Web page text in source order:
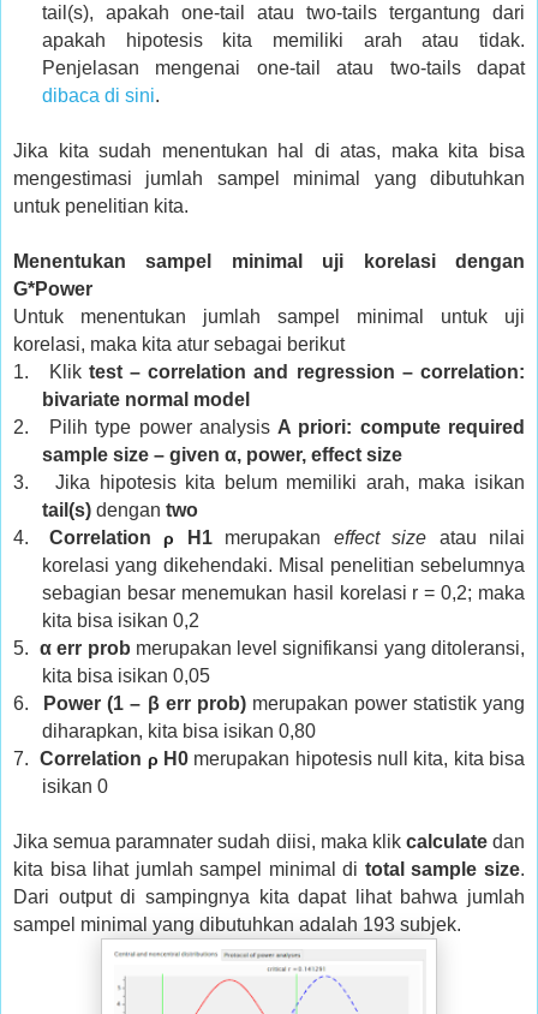
tail(s), apakah one-tail atau two-tails tergantung dari
apakah hipotesis kita memiliki arah atau tidak.
Penjelasan mengenai one-tail atau two-tails dapat
dibaca di sini.
Jika kita sudah menentukan hal di atas, maka kita bisa
mengestimasi jumlah sampel minimal yang dibutuhkan
untuk penelitian kita.
Menentukan sampel minimal uji korelasi dengan
G*Power
Untuk menentukan jumlah sampel minimal untuk uji
korelasi, maka kita atur sebagai berikut
1.
Klik test – correlation and regression – correlation:
bivariate normal model
2.
Pilih type power analysis A priori: compute required
sample size – given α, power, effect size
3.
Jika hipotesis kita belum memiliki arah, maka isikan
tail(s) dengan two
4.
Correlationρ H1merupakan effect size atau nilai
korelasi yang dikehendaki. Misal penelitian sebelumnya
sebagian besar menemukan hasil korelasi r = 0,2; maka
kita bisa isikan 0,2
5. α err prob merupakan level signifikansi yang ditoleransi,
kita bisa isikan 0,05
6.
Power (1 – β err prob)merupakan power statistik yang
diharapkan, kita bisa isikan 0,80
7.
Correlation ρ H0 merupakan hipotesis null kita, kita bisa
isikan 0
Jika semua paramnater sudah diisi, maka klik calculate dan
kita bisa lihat jumlah sampel minimal di total sample size.
Dari output di sampingnya kita dapat lihat bahwa jumlah
sampel minimal yang dibutuhkan adalah 193 subjek.